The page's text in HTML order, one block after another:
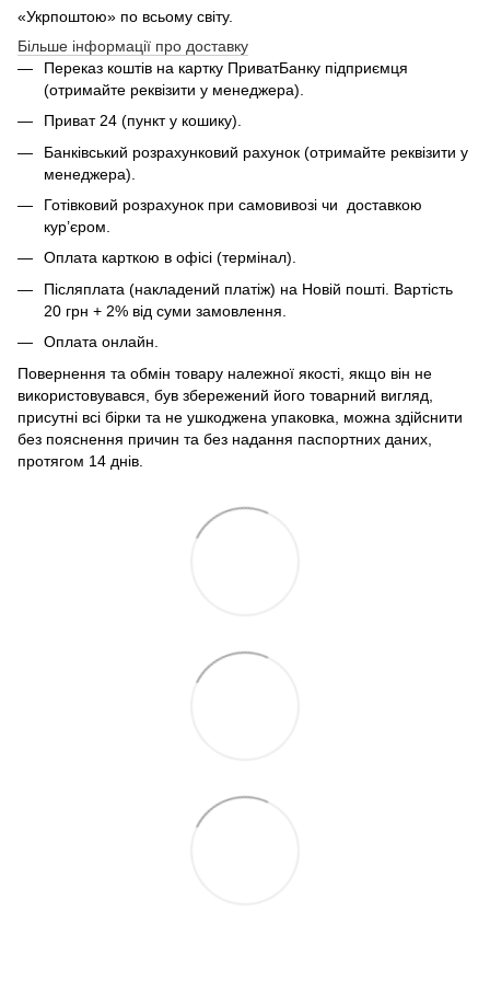
«Укрпоштою» по всьому світу.
Більше інформації про доставку
Переказ коштів на картку ПриватБанку підприємця
(отримайте реквізити у менеджера).
Приват 24 (пункт у кошику).
Банківський розрахунковий рахунок (отримайте реквізити у
менеджера).
Готівковий розрахунок при самовивозі чи доставкою
кур’єром.
Оплата карткою в офісі (термінал).
Післяплата (накладений платіж) на Новій пошті. Вартість
20 грн + 2% від суми замовлення.
Оплата онлайн.
Повернення та обмін товару належної якості, якщо він не
використовувався, був збережений його товарний вигляд,
присутні всі бірки та не ушкоджена упаковка, можна здійснити
без пояснення причин та без надання паспортних даних,
протягом 14 днів.